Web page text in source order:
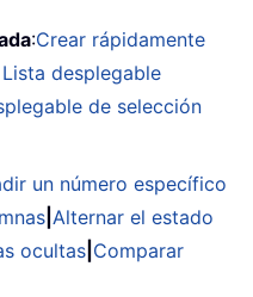
:Crear rápidamente
Lista desplegable
de selección
un número específico
Alternar el estado
ocultas Comparar